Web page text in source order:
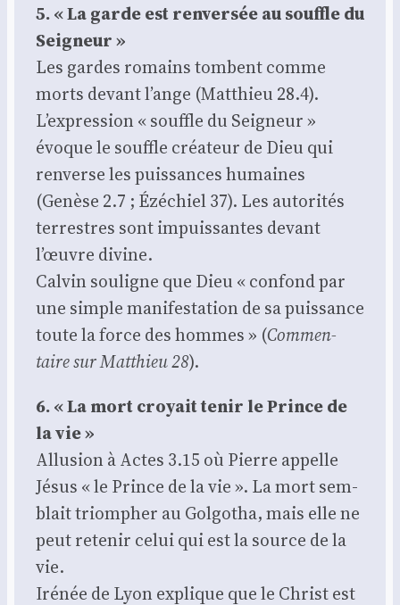
5. « La garde est ren­ver­sée au souffle du
Sei­gneur »
Les gardes romains tombent comme
morts devant l’ange (Mat­thieu 28.4).
L’expression « souffle du Sei­gneur »
évoque le souffle créa­teur de Dieu qui
ren­verse les puis­sances humaines
(Genèse 2.7 ; Ézé­chiel 37). Les auto­ri­tés
ter­restres sont impuis­santes devant
l’œuvre divine.
Cal­vin sou­ligne que Dieu « confond par
une simple mani­fes­ta­tion de sa puis­sance
toute la force des hommes » (Com­men­
taire sur Mat­thieu 28).
6. « La mort croyait tenir le Prince de
la vie »
Allu­sion à Actes 3.15 où Pierre appelle
Jésus « le Prince de la vie ». La mort sem­
blait triom­pher au Gol­go­tha, mais elle ne
peut rete­nir celui qui est la source de la
vie.
Iré­née de Lyon explique que le Christ est